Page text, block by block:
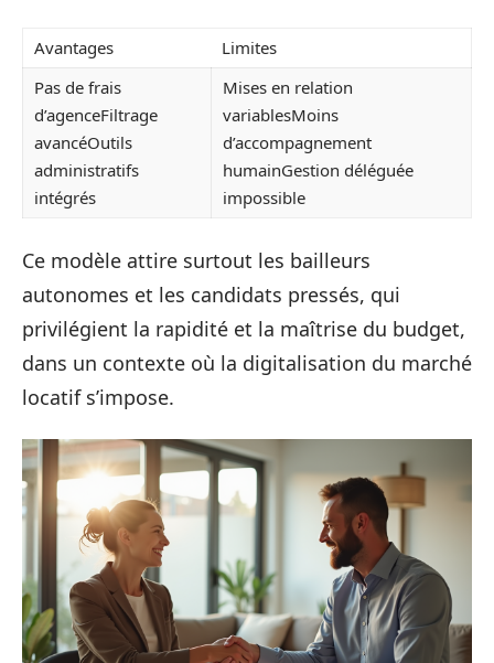
Avantages
Limites
Pas de frais
d’agenceFiltrage
avancéOutils
administratifs
intégrés
Mises en relation
variablesMoins
d’accompagnement
humainGestion déléguée
impossible
Ce modèle attire surtout les bailleurs
autonomes et les candidats pressés, qui
privilégient la rapidité et la maîtrise du budget,
dans un contexte où la digitalisation du marché
locatif s’impose.